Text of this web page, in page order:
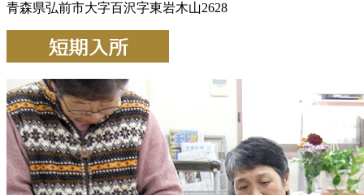
青森県弘前市大字百沢字東岩木山2628